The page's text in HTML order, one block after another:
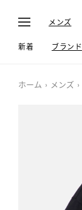
メンズ
新着 ブランド
ホーム メンズ